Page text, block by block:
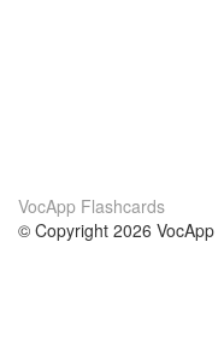
VocApp Flashcards
© Copyright 2026 VocApp